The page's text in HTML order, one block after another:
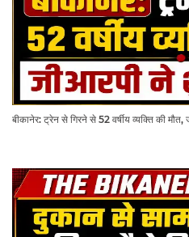
बीकानेर: ट्रेन से गिरने से 52 वर्षीय व्यक्ति की